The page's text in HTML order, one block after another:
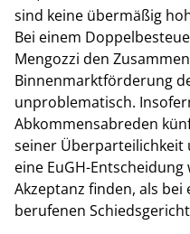
sind keine übermäßig
Bei einem
Mengozzi den
Binnenmarktförderung
unproblematisch.
Abkommensabreden
seiner Überparteilichkeit
eine EuGH-
Akzeptanz finden, als
berufenen